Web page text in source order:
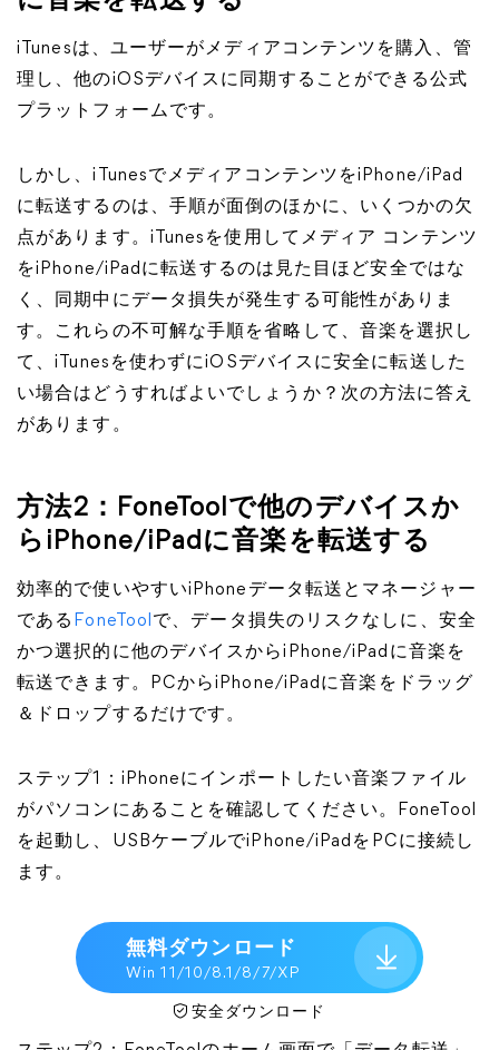
iTunesは、ユーザーがメディアコンテンツを購入、管
理し、他のiOSデバイスに同期することができる公式
プラットフォームです。
しかし、iTunesでメディアコンテンツをiPhone/iPad
に転送するのは、手順が面倒のほかに、いくつかの欠
点があります。iTunesを使用してメディア コンテンツ
をiPhone/iPadに転送するのは見た目ほど安全ではな
く、同期中にデータ損失が発生する可能性がありま
す。これらの不可解な手順を省略して、音楽を選択し
て、iTunesを使わずにiOSデバイスに安全に転送した
い場合はどうすればよいでしょうか？次の方法に答え
があります。
方法2：FoneToolで他のデバイスか
らiPhone/iPadに音楽を転送する
効率的で使いやすいiPhoneデータ転送とマネージャー
である FoneTool で、データ損失のリスクなしに、安全
かつ選択的に他のデバイスからiPhone/iPadに音楽を
転送できます。PCからiPhone/iPadに音楽をドラッグ
＆ドロップするだけです。
ステップ1：iPhoneにインポートしたい音楽ファイル
がパソコンにあることを確認してください。FoneTool
を起動し、USBケーブルでiPhone/iPadをPCに接続し
ます。
無料ダウンロード
Win 11/10/8.1/8/7/XP
安全ダウンロード